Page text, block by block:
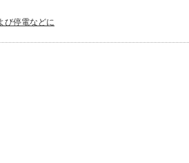
び停電などに